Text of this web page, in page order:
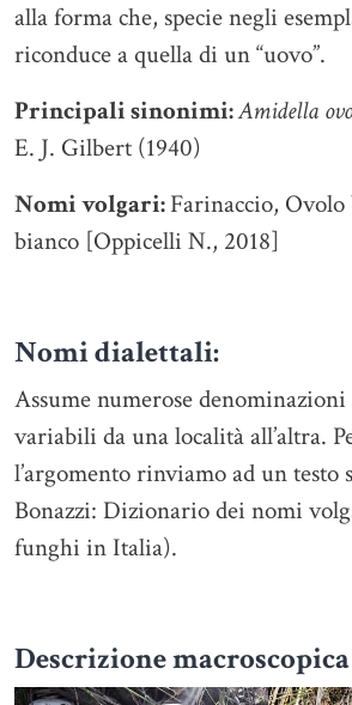
alla forma che, specie negli
riconduce a quella di un “uovo”.
Principali sinonimi:Amidella
E. J. Gilbert (1940)
Nomi volgari:Farinaccio,
bianco [Oppicelli N., 2018]
Nomi dialettali:
Assume numerose
variabili da una località all’altra.
l’argomento rinviamo ad un testo
Bonazzi: Dizionario dei nomi
funghi in Italia).
Descrizione macroscopica